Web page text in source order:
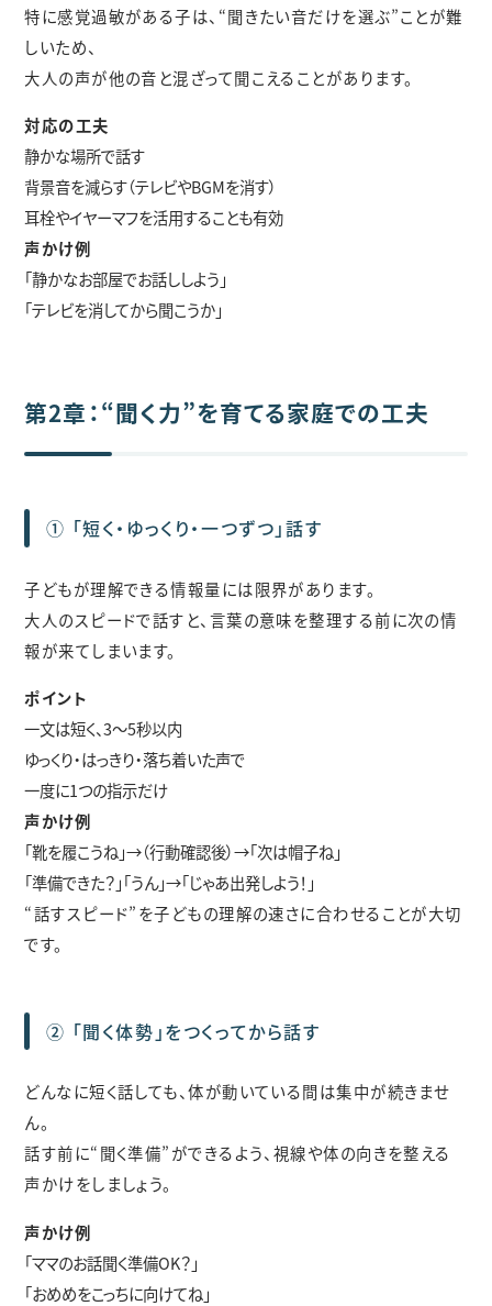
特に感覚過敏がある子は、“聞きたい音だけを選ぶ”ことが難
しいため、
大人の声が他の音と混ざって聞こえることがあります。
対応の工夫
静かな場所で話す
背景音を減らす（テレビやBGMを消す）
耳栓やイヤーマフを活用することも有効
声かけ例
「静かなお部屋でお話ししよう」
「テレビを消してから聞こうか」
第2章：“聞く力”を育てる家庭での工夫
① 「短く・ゆっくり・一つずつ」話す
子どもが理解できる情報量には限界があります。
大人のスピードで話すと、言葉の意味を整理する前に次の情
報が来てしまいます。
ポイント
一文は短く、3〜5秒以内
ゆっくり・はっきり・落ち着いた声で
一度に1つの指示だけ
声かけ例
「靴を履こうね」→（行動確認後）→「次は帽子ね」
「準備できた？」「うん」→「じゃあ出発しよう！」
“話すスピード”を子どもの理解の速さに合わせることが大切
です。
② 「聞く体勢」をつくってから話す
どんなに短く話しても、体が動いている間は集中が続きませ
ん。
話す前に“聞く準備”ができるよう、視線や体の向きを整える
声かけをしましょう。
声かけ例
「ママのお話聞く準備OK？」
「おめめをこっちに向けてね」